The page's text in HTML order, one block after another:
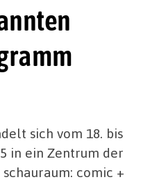
sich vom 18. bis
in ein Zentrum der
comic +